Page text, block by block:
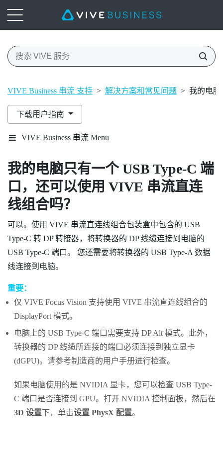
VIVE Business 串流 支持 > 解决方案和常见问题 > 我的电脑
下载用户指南
VIVE Business 串流 Menu
我的电脑只有一个USB Type-C 端
口，还可以使用 VIVE 串流直连
线组合吗？
可以。使用 VIVE 串流直连线组合包装盒中包含的 USB
Type-C 转 DP 转接器，将转换器的 DP 线缆连接到电脑的
USB Type-C 端口。 您还需要将转换器的 USB Type-A 数据
线连接到电脑。
重要：
仅 VIVE Focus Vision 支持使用 VIVE 串流直连线组合的
DisplayPort模式。
电脑上的 USB Type-C 端口需要支持 DP Alt 模式。此外，
转换器的 DP 线缆所连接的端口必须连接到独立显卡
(dGPU)。请参考制造商的用户手册进行检查。
如果电脑使用的是 NVIDIA 显卡，您可以检查 USB Type-
C 端口是否连接到 GPU。打开 NVIDIA 控制面板，然后在
3D 设置下，单击设置 PhysX 配置。